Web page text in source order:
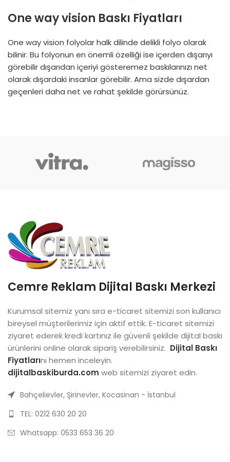
One way vision Baskı Fiyatları
One way vision folyolar halk dilinde delikli folyo olarak
bilinir. Bu folyonun en önemli özelliği ise içerden dışarıyı
görebilir dışarıdan içeriyi gösteremez baskılarınızı net
olarak dışardaki insanlar görebilir. Ama sizde dışardan
geçenleri daha net ve rahat şekilde görürsünüz.
Cemre Reklam Dijital Baskı Merkezi
Kurumsal sitemiz yanı sıra e-ticaret sitemizi son kullanıcı
bireysel müşterilerimiz için aktif ettik. E-ticaret sitemizi
ziyaret ederek kredi kartınız ile güvenli şekilde dijital baskı
ürünlerini online olarak sipariş verebilirsiniz. Dijital Baskı
Fiyatlarını hemen inceleyin.
dijitalbaskiburda.com web sitemizi ziyaret edin.
Bahçelievler, Şirinevler, Kocasinan - İstanbul
TEL: 0212 630 20 20
Whatsapp: 0533 653 36 20